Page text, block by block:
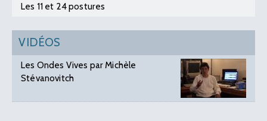
Les 11 et 24 postures
VIDÉOS
Les Ondes Vives par Michèle
Stévanovitch